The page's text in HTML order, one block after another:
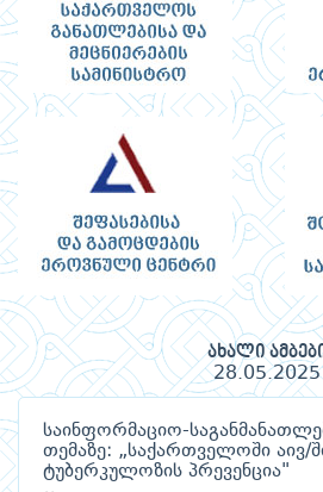
ახალი
28.05.2025
საინფორმაციო-
თემაზე: „საქართველოში აივ/
ტუბერკულოზის პრევენცია"